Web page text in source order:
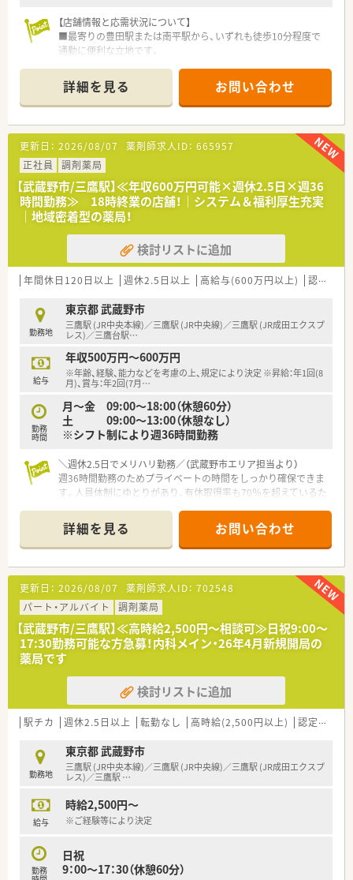
【店舗情報と応需状況について】
■最寄りの豊田駅または南平駅から、いずれも徒歩10分程度で
通勤に便利な立地です。
80枚の処方箋を扱います。
■薬剤師は正社員3名とパート2名が在籍し、
事務スタッフと協力して業務を進めています。
【募集背景と求める人物像について】
■今回は今後の店舗体制をより強化していくための、増員を目的
とした募集です。
■在宅医療の業務に前向きに取り組んでいただける、意欲のある
方を歓迎します。
■将来的に薬局長やマネジメント層を目指したいという向上心
のある方も是非ご応募下さい。
【やりがい/おすすめポイント】
■年間休日が156日となる働き方も選べ、オンとオフのメリハリ
をつけられるのが魅力です。
アパスを描くことができます。
■海外研修をはじめとする手厚い教育制度を活用し、薬剤師とし
て成長し続けられます。
【勤務実態について】
■全社での月平均残業時間は約10時間とプライベートの時間も
確保しやすい環境です。
■有給休暇の消化率は全社で約88％と高く、お休みも取得しや
すい風土がございます。
■お子様が小学校に入学するまで利用できる育児時短制度など
詳細を見る お問い合わせ
更新日： 2026/08/07 薬剤師求人ID： 665957
正社員
調剤薬局
【武蔵野市/三鷹駅】≪年収600万円可能×週休2.5日×週36
時間勤務≫ 18時終業の店舗！｜システム＆福利厚生充実
｜地域密着型の薬局！
検討リストに追加
年間休日120日以上 週休2.5日以上 高給与(600万円以上) 認定薬剤師取得支援あり
勤務地
東京都 武蔵野市
三鷹駅 (JR中央本線)／三鷹駅 (JR中央線)／三鷹駅 (JR成田エクスプ
レス)／三鷹台駅…
給与
年収500万円～600万円
※年齢、経験、能力などを考慮の上、規定により決定 ※昇給：年1回(8
月)、賞与：年2回(7月…
勤務
時間
月～金 09:00～18:00（休憩60分）
土 09:00～13:00（休憩なし）
※シフト制により週36時間勤務
＼週休2.5日でメリハリ勤務／（武蔵野市エリア担当より）
週36時間勤務のためプライベートの時間をしっかり確保できま
す。人員体制にゆとりがあり、有休取得率も70％を超えているた
＊------------------------------------------＊
【店舗情報と応需状況について】
■最寄り駅の三鷹駅から徒歩15分ほどの場所に位置しており、
2024年7月に開局した非常に新しい調剤薬局です。
■近難にある複数のクリニックから、内科や整形外科、小児科の
処方箋をバランスよく中心に応需しています。
■処方箋の応需枚数は1日あたり50枚程度となっており、地域の
方々のかかりつけ薬局として親しまれています。
【募集背景と求める人物像について】
■今後のさらなる体制強化や地域医療への貢献を見据えた、定期
採用の一環として正社員の募集を行っています。
■調剤業務の経験をお持ちの方で、特にかかりつけ薬剤師の取得
や加算取得に対して前向きな方を求めています。
業務での車の運転が可能な方を歓迎しています。
【勤務実態について】
のメリハリをつけた働き方を実現できます。
■残業代については1分単位で全額支給される仕組みのため、働
■それぞれの店舗に人員を手厚く配置していることから、スタッ
フ同士で有給休暇を非常に取得しやすい環境です。
詳細を見る お問い合わせ
更新日： 2026/08/07 薬剤師求人ID： 702548
パート・アルバイト
調剤薬局
【武蔵野市/三鷹駅】≪高時給2,500円～相談可≫日祝9:00～
17:30勤務可能な方急募！内科メイン・26年4月新規開局の
薬局です
検討リストに追加
駅チカ 週休2.5日以上 転勤なし 高時給(2,500円以上) 認定薬剤師取得支援あり
勤務地
東京都 武蔵野市
三鷹駅 (JR中央本線)／三鷹駅 (JR中央線)／三鷹駅 (JR成田エクスプ
レス)／三鷹駅 …
給与
時給2,500円～
※ご経験等により決定
勤務
日祝
9：00～17：30（休憩60分）